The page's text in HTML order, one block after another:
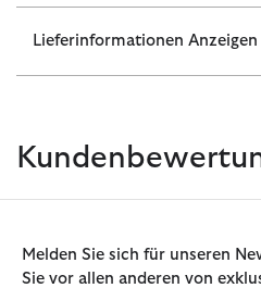
Lieferinformationen Anzeigen
Melden Sie sich für unseren
Sie vor allen anderen von